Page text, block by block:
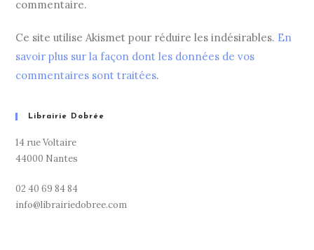
commentaire.
Ce site utilise Akismet pour réduire les indésirables. En
savoir plus sur la façon dont les données de vos
commentaires sont traitées.
Librairie Dobrée
14 rue Voltaire
44000 Nantes
02 40 69 84 84
info@librairiedobree.com